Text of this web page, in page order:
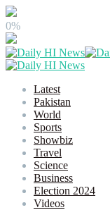
0%
Latest
Pakistan
World
Sports
Showbiz
Travel
Science
Business
Election 2024
Videos